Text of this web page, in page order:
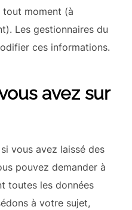
tout moment (à
Les gestionnaires du
ces informations.
avez sur
vous avez laissé des
pouvez demander à
toutes les données
à votre sujet,